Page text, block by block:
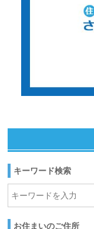
キーワード検索
お住まいのご住所